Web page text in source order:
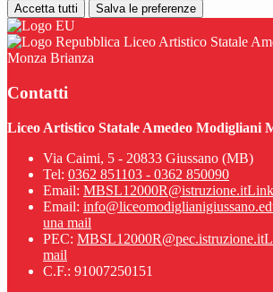
Accetta tutti Salva le preferenze
Liceo Artistico Statale
Monza Brianza
Contatti
Liceo Artistico Statale Amedeo Modigliani
Via Caimi, 5 - 20833 Giussano (MB)
Tel: 0362 851103 - 0362 850090
Email: MBSL12000R@istruzione.it
Email:
una mail
PEC: MBSL12000R@pec.istruzione.it
mail
C.F.: 91007250151